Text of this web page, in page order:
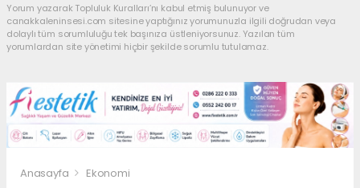
Yorum yazarak Topluluk Kuralları’nı kabul etmiş bulunuyor ve
canakkaleninsesi.com sitesine yaptığınız yorumunuzla ilgili doğrudan veya
dolaylı tüm sorumluluğu tek başınıza üstleniyorsunuz. Yazılan tüm
yorumlardan site yönetimi hiçbir şekilde sorumlu tutulamaz.
Anasayfa Ekonomi